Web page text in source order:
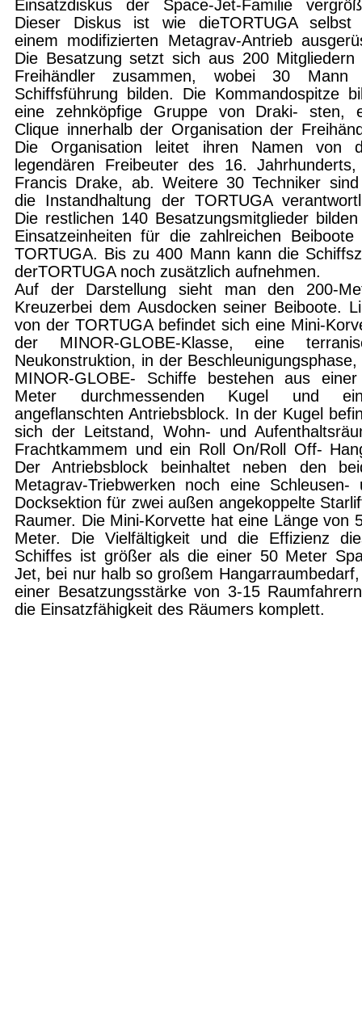
Einsatzdiskus der Space-Jet-Familie
Dieser Diskus ist wie dieTORTUGA selbst
einem modifizierten Metagrav-Antrieb
Die Besatzung setzt sich aus 200 Mitgliedern
Freihändler zusammen, wobei 30 Mann
Schiffsführung bilden. Die Kommandospitze
eine zehnköpfige Gruppe von Draki- sten,
Clique innerhalb der Organisation der
Die Organisation leitet ihren Namen von
legendären Freibeuter des 16.
Francis Drake, ab. Weitere 30 Techniker
die Instandhaltung der TORTUGA
Die restlichen 140 Besatzungsmitglieder
Einsatzeinheiten für die zahlreichen Beiboote
TORTUGA. Bis zu 400 Mann kann die
derTORTUGA noch zusätzlich aufnehmen.
Auf der Darstellung sieht man den 200-
Kreuzerbei dem Ausdocken seiner Beiboote.
von der TORTUGA befindet sich eine Mini-
der MINOR-GLOBE-Klasse, eine
Neukonstruktion, in der Beschleunigungsphase,
MINOR-GLOBE- Schiffe bestehen aus
Meter durchmessenden Kugel und
angeflanschten Antriebsblock. In der Kugel
sich der Leitstand, Wohn- und
Frachtkammem und ein Roll On/Roll Off-
Der Antriebsblock beinhaltet neben den
Metagrav-Triebwerken noch eine Schleusen-
Docksektion für zwei außen angekoppelte
Raumer. Die Mini-Korvette hat eine Länge von
Meter. Die Vielfältigkeit und die Effizienz
Schiffes ist größer als die einer 50 Meter
Jet, bei nur halb so großem
einer Besatzungsstärke von 3-15
die Einsatzfähigkeit des Räumers komplett.